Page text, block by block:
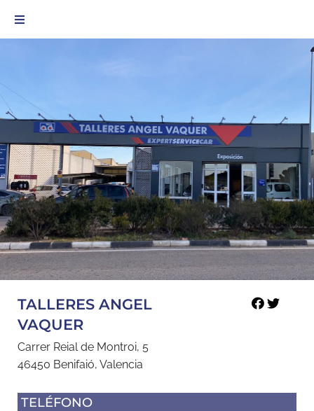
TALLERES ANGEL
VAQUER
Carrer Reial de Montroi, 5
46450 Benifaió, Valencia
TELÉFONO